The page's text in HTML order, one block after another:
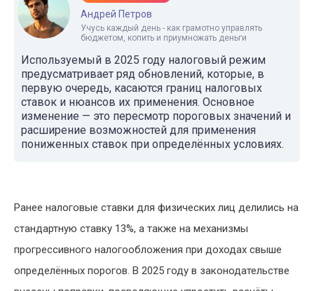
Андрей Петров
Учусь каждый день - как грамотно управлять
бюджетом, копить и приумножать деньги
Используемый в 2025 году налоговый режим
предусматривает ряд обновлений, которые, в
первую очередь, касаются границ налоговых
ставок и нюансов их применения. Основное
изменение — это пересмотр пороговых значений и
расширение возможностей для применения
пониженных ставок при определённых условиях.
Ранее налоговые ставки для физических лиц делились на
стандартную ставку 13%, а также на механизмы
прогрессивного налогообложения при доходах свыше
определённых порогов. В 2025 году в законодательстве